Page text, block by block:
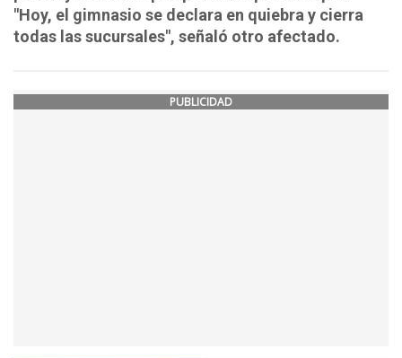
"Hoy, el gimnasio se declara en quiebra y cierra
todas las sucursales", señaló otro afectado.
PUBLICIDAD